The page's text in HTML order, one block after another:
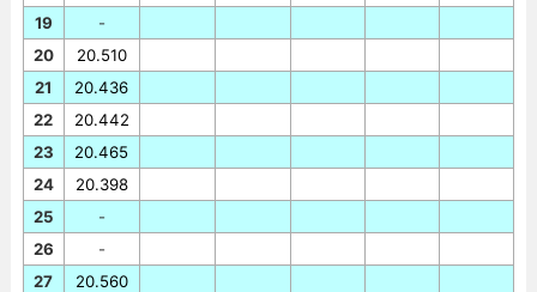
19
20
21
22
23
24
25
26
27
-
20.510
20.436
20.442
20.465
20.398
-
-
20.560